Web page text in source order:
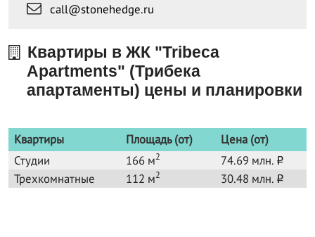
call@stonehedge.ru
Квартиры в ЖК "Tribeca
Apartments" (Трибека
апартаменты) цены и планировки
Квартиры Площадь (от)
Цена (от)
Студии
166 м2 74.69 млн. o
Трехкомнатные 112 м2 30.48 млн. o